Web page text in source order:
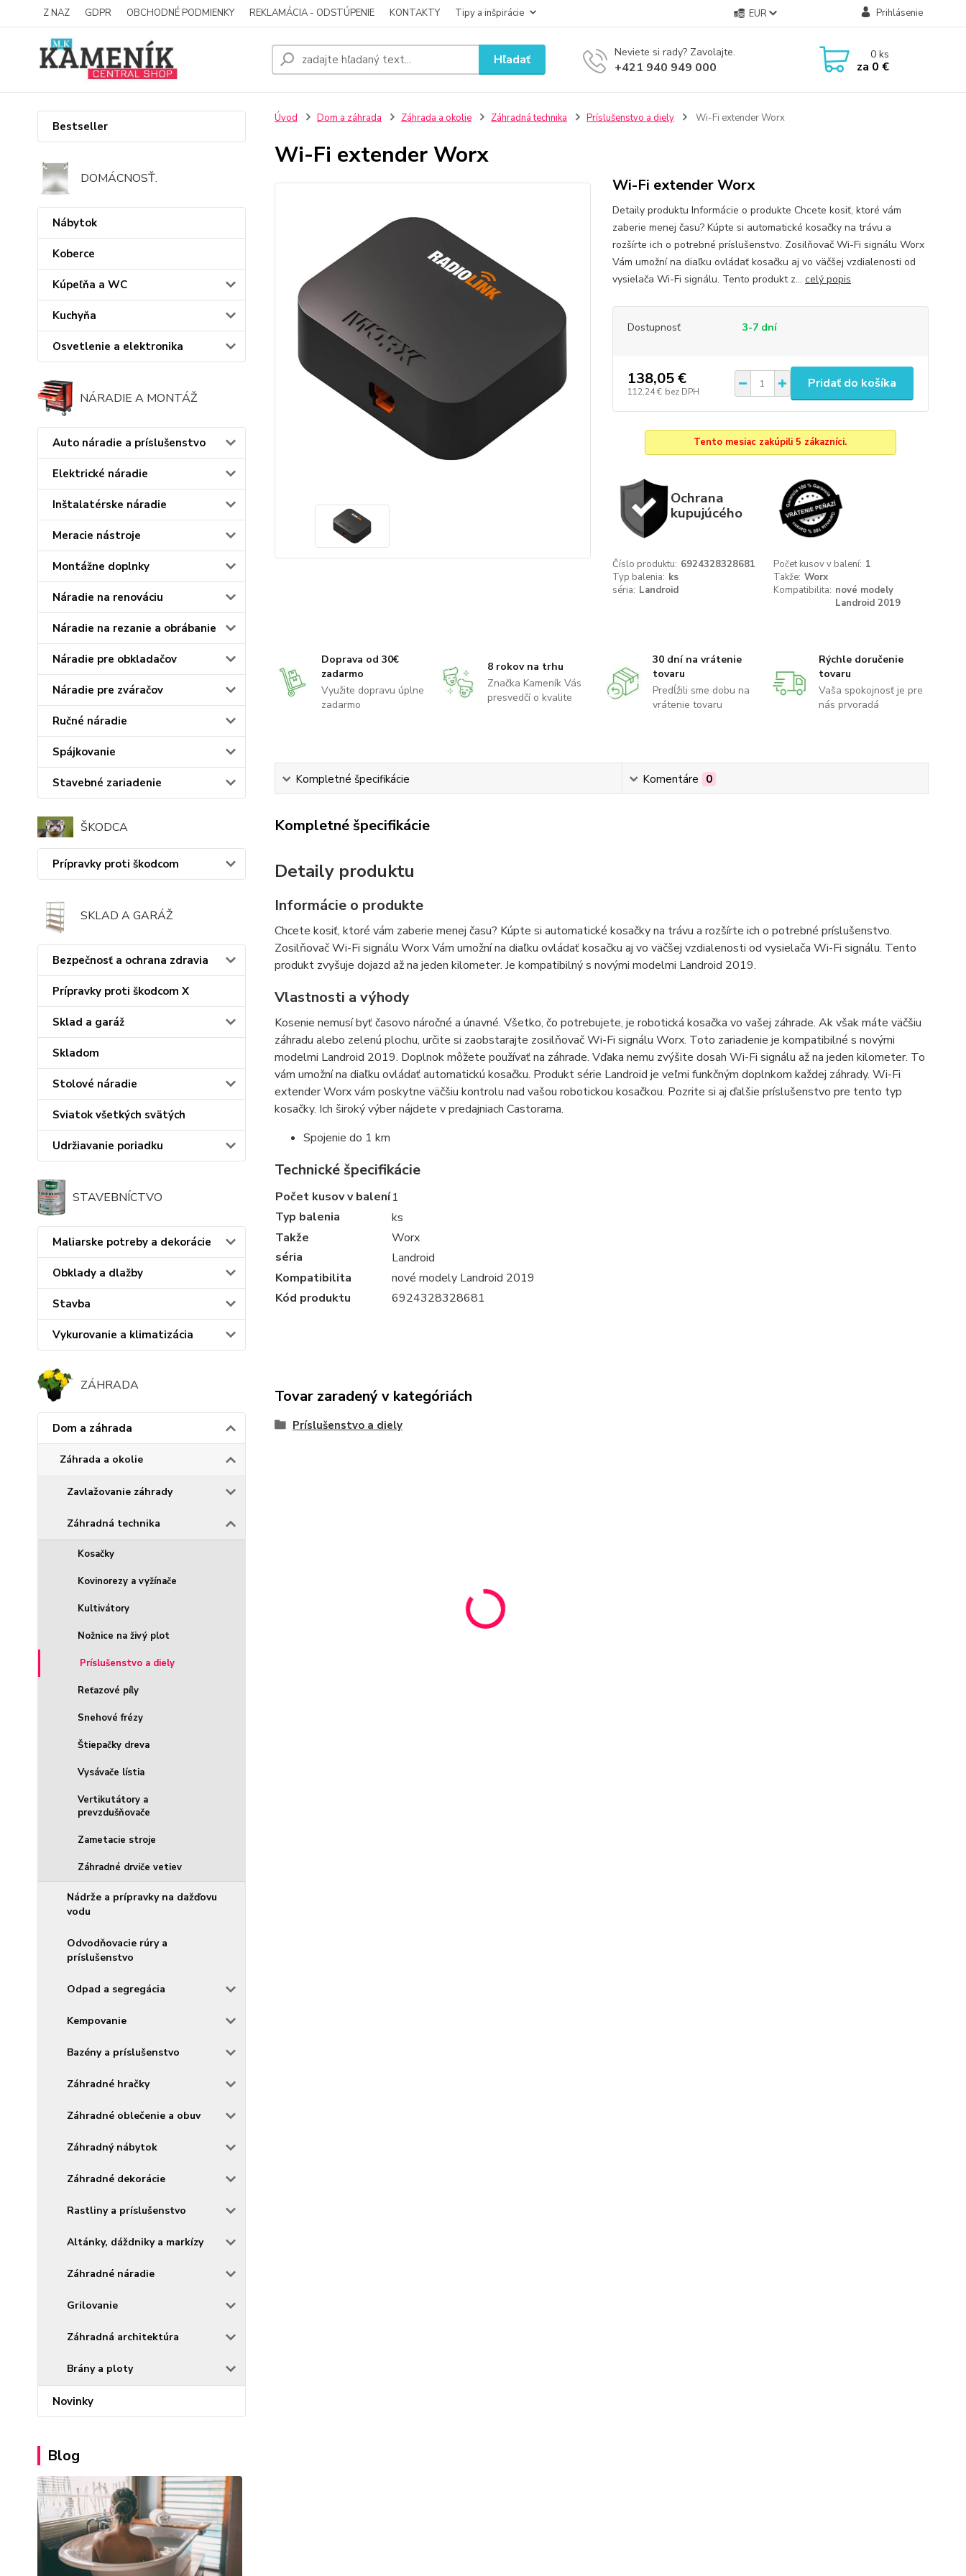
Z NAZ GDPR OBCHODNÉ PODMIENKY REKLAMÁCIA - ODSTÚPENIE KONTAKTY Tipy a inšpirácie EUR Prihlásenie
Hľadať Neviete si rady? Zavolajte.
+421 940 949 000
0ks
za 0 €
Bestseller
DOMÁCNOSŤ.
Nábytok
Koberce
Kúpeľňa a WC
Kuchyňa
Osvetlenie a elektronika
NÁRADIE A MONTÁŽ
Auto náradie a príslušenstvo
Elektrické náradie
Inštalatérske náradie
Meracie nástroje
Montážne doplnky
Náradie na renováciu
Náradie na rezanie a obrábanie
Náradie pre obkladačov
Náradie pre zváračov
Ručné náradie
Spájkovanie
Stavebné zariadenie
ŠKODCA
Prípravky proti škodcom
SKLAD A GARÁŽ
Bezpečnosť a ochrana zdravia
Prípravky proti škodcom X
Sklad a garáž
Skladom
Stolové náradie
Sviatok všetkých svätých
Udržiavanie poriadku
STAVEBNÍCTVO
Maliarske potreby a dekorácie
Obklady a dlažby
Stavba
Vykurovanie a klimatizácia
ZÁHRADA
Dom a záhrada
Záhrada a okolie
Zavlažovanie záhrady
Záhradná technika
Kosačky
Kovinorezy a vyžínače
Kultivátory
Nožnice na živý plot
Príslušenstvo a diely
Reťazové píly
Snehové frézy
Štiepačky dreva
Vysávače lístia
Vertikutátory a
prevzdušňovače
Zametacie stroje
Záhradné drviče vetiev
Nádrže a prípravky na dažďovu
vodu
Odvodňovacie rúry a
príslušenstvo
Odpad a segregácia
Kempovanie
Bazény a príslušenstvo
Záhradné hračky
Záhradné oblečenie a obuv
Záhradný nábytok
Záhradné dekorácie
Rastliny a príslušenstvo
Altánky, dáždniky a markízy
Záhradné náradie
Grilovanie
Záhradná architektúra
Brány a ploty
Novinky
Blog
Úvod Dom a záhrada Záhrada a okolie Záhradná technika Príslušenstvo a diely Wi-Fi extender Worx
Wi-Fi extender Worx
Wi-Fi extender Worx
Detaily produktu Informácie o produkte Chcete kosiť, ktoré vám
zaberie menej času? Kúpte si automatické kosačky na trávu a
rozšírte ich o potrebné príslušenstvo. Zosilňovač Wi-Fi signálu Worx
Vám umožní na diaľku ovládať kosačku aj vo väčšej vzdialenosti od
vysielača Wi-Fi signálu. Tento produkt z... celý popis
Dostupnosť 3-7 dní
138,05 €
112,24 € bez DPH
Pridať do košíka
Tento mesiac zakúpili 5 zákazníci.
Ochrana
kupujúcého
Číslo produktu: 6924328328681 Počet kusov v balení: 1
Typ balenia: ks Takže: Worx
séria: Landroid Kompatibilita: nové modely
Landroid 2019
Doprava od 30€
zadarmo
Využite dopravu úplne
zadarmo
8 rokov na trhu
Značka Kameník Vás
presvedčí o kvalite
30 dní na vrátenie
tovaru
Predĺžili sme dobu na
vrátenie tovaru
Rýchle doručenie
tovaru
Vaša spokojnosť je pre
nás prvoradá
Kompletné špecifikácie Komentáre 0
Kompletné špecifikácie
Detaily produktu
Informácie o produkte
Chcete kosiť, ktoré vám zaberie menej času? Kúpte si automatické kosačky na trávu a rozšírte ich o potrebné príslušenstvo.
Zosilňovač Wi-Fi signálu Worx Vám umožní na diaľku ovládať kosačku aj vo väčšej vzdialenosti od vysielača Wi-Fi signálu. Tento
produkt zvyšuje dojazd až na jeden kilometer. Je kompatibilný s novými modelmi Landroid 2019.
Vlastnosti a výhody
Kosenie nemusí byť časovo náročné a únavné. Všetko, čo potrebujete, je robotická kosačka vo vašej záhrade. Ak však máte väčšiu
záhradu alebo zelenú plochu, určite si zaobstarajte zosilňovač Wi-Fi signálu Worx. Toto zariadenie je kompatibilné s novými
modelmi Landroid 2019. Doplnok môžete používať na záhrade. Vďaka nemu zvýšite dosah Wi-Fi signálu až na jeden kilometer. To
vám umožní na diaľku ovládať automatickú kosačku. Produkt série Landroid je veľmi funkčným doplnkom každej záhrady. Wi-Fi
extender Worx vám poskytne väčšiu kontrolu nad vašou robotickou kosačkou. Pozrite si aj ďalšie príslušenstvo pre tento typ
kosačky. Ich široký výber nájdete v predajniach Castorama.
Spojenie do 1 km
Technické špecifikácie
Počet kusov v balení1
Typ balenia
ks
Takže
Worx
séria
Landroid
Kompatibilita
nové modely Landroid 2019
Kód produktu
6924328328681
Tovar zaradený v kategóriách
Príslušenstvo a diely